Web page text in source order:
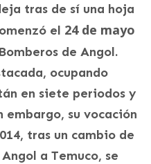
tras de sí una hoja
el 24 de mayo
de Angol.
ocupando
en siete periodos y
embargo, su vocación
tras un cambio de
a Temuco, se